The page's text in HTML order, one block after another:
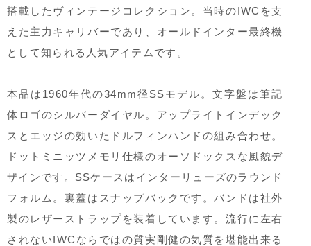
搭載したヴィンテージコレクション。当時のIWCを支
えた主力キャリバーであり、オールドインター最終機
として知られる人気アイテムです。
本品は1960年代の34mm径SSモデル。文字盤は筆記
体ロゴのシルバーダイヤル。アップライトインデック
スとエッジの効いたドルフィンハンドの組み合わせ。
ドットミニッツメモリ仕様のオーソドックスな風貌デ
ザインです。SSケースはインターリューズのラウンド
フォルム。裏蓋はスナップバックです。バンドは社外
製のレザーストラップを装着しています。流行に左右
されないIWCならではの質実剛健の気質を堪能出来る